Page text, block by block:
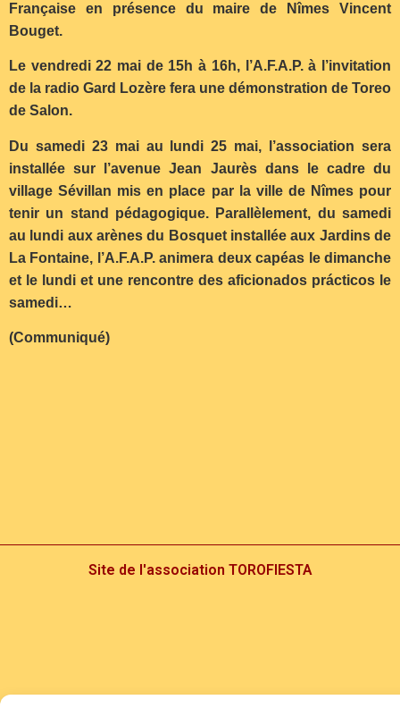
Française en présence du maire de Nîmes Vincent
Bouget.
Le vendredi 22 mai de 15h à 16h, l’A.F.A.P. à l’invitation
de la radio Gard Lozère fera une démonstration de Toreo
de Salon.
Du samedi 23 mai au lundi 25 mai, l’association sera
installée sur l’avenue Jean Jaurès dans le cadre du
village Sévillan mis en place par la ville de Nîmes pour
tenir un stand pédagogique. Parallèlement, du samedi
au lundi aux arènes du Bosquet installée aux Jardins de
La Fontaine, l’A.F.A.P. animera deux capéas le dimanche
et le lundi et une rencontre des aficionados prácticos le
samedi…
(Communiqué)
Site de l'association TOROFIESTA